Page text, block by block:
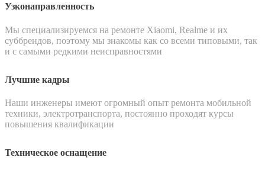
Узконаправленность
Мы специализируемся на ремонте Xiaomi, Realme и их
суббрендов, поэтому мы знакомы как со всеми типовыми, так
и с самыми редкими неисправностями
Лучшие кадры
Наши инженеры имеют огромный опыт ремонта мобильной
техники, электротранспорта, постоянно проходят курсы
повышения квалификации
Техническое оснащение